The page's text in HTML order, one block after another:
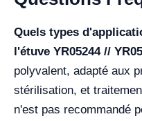
Quels types
l'étuve YR05244 //
polyvalent, adapté aux
stérilisation, et
n'est pas recommandé